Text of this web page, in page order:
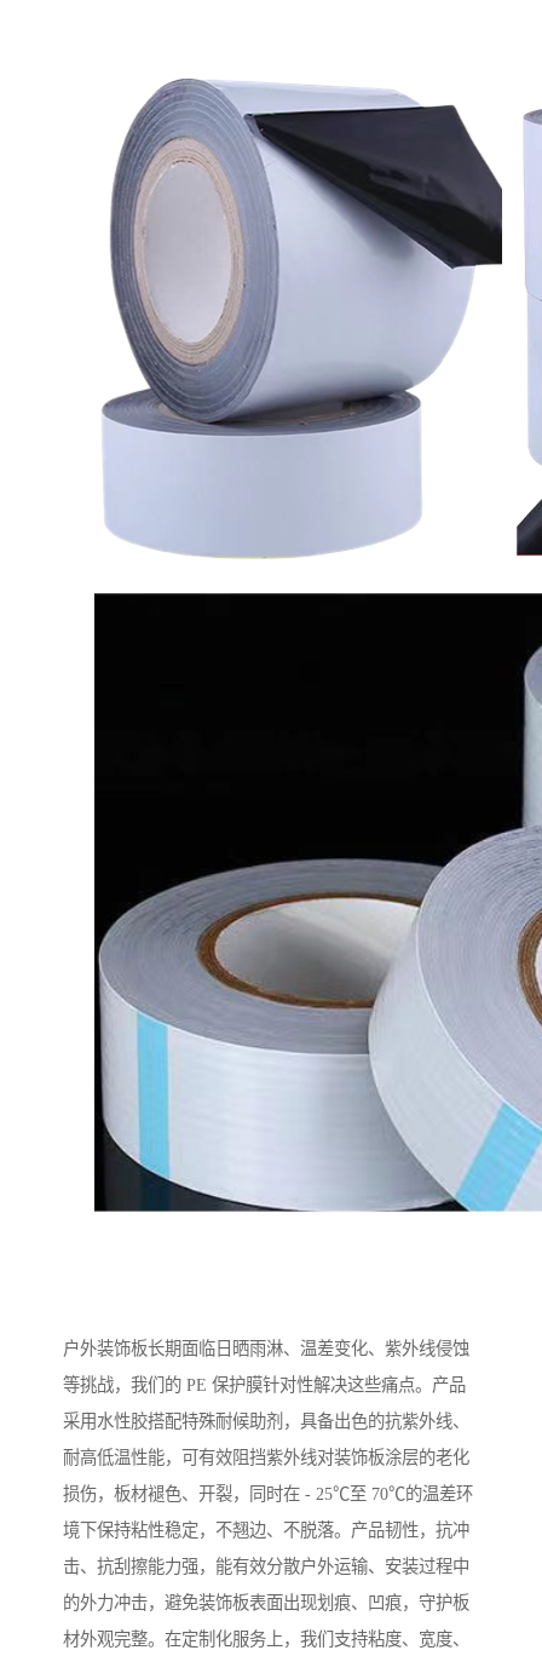
户外装饰板长期面临日晒雨淋、温差变化、紫外线侵蚀
等挑战，我们的 PE 保护膜针对性解决这些痛点。产品
采用水性胶搭配特殊耐候助剂，具备出色的抗紫外线、
耐高低温性能，可有效阻挡紫外线对装饰板涂层的老化
损伤，板材褪色、开裂，同时在 - 25℃至 70℃的温差环
境下保持粘性稳定，不翘边、不脱落。产品韧性，抗冲
击、抗刮擦能力强，能有效分散户外运输、安装过程中
的外力冲击，避免装饰板表面出现划痕、凹痕，守护板
材外观完整。在定制化服务上，我们支持粘度、宽度、